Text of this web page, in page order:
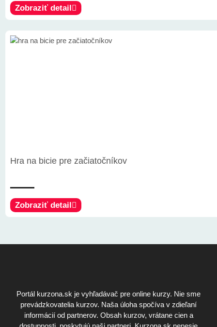
Zobraziť detail
Hra na bicie pre začiatočníkov
Zobraziť detail
Portál kurzona.sk je vyhľadávač pre online kurzy. Nie sme
prevádzkovatelia kurzov. Naša úloha spočíva v zdieľaní
informácií od partnerov. Obsah kurzov, vrátane cien a